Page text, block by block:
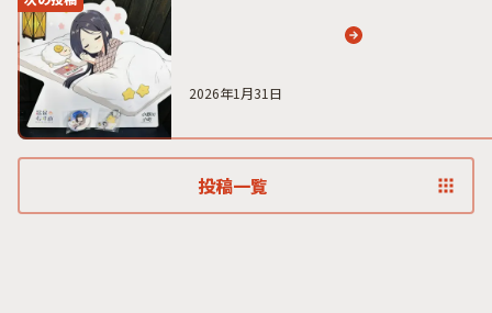
2026年1月31日
投稿一覧